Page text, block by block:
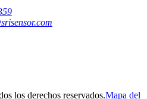
los derechos reservados.Mapa del